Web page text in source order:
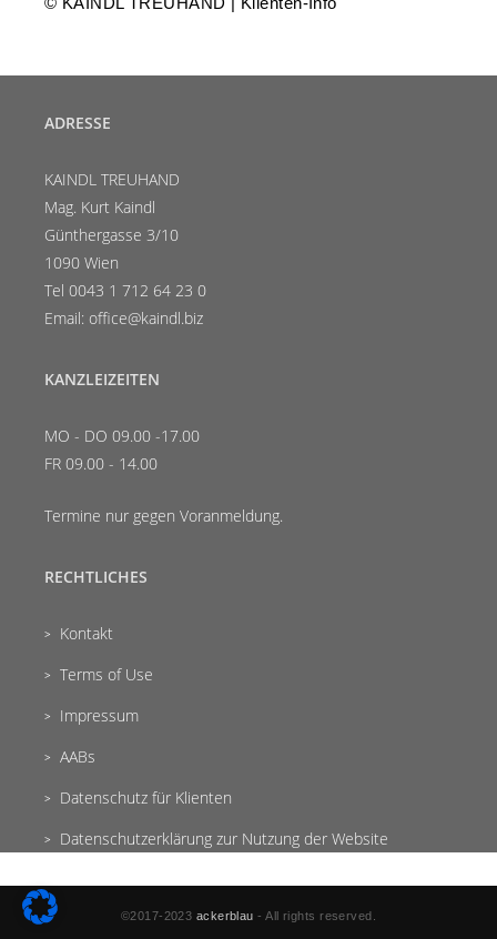
ADRESSE
KAINDL TREUHAND
Mag. Kurt Kaindl
Günthergasse 3/10
1090 Wien
Tel 0043 1 712 64 23 0
Email: office@kaindl.biz
KANZLEIZEITEN
MO - DO 09.00 -17.00
FR 09.00 - 14.00
Termine nur gegen Voranmeldung.
RECHTLICHES
Kontakt
Terms of Use
Impressum
AABs
Datenschutz für Klienten
Datenschutzerklärung zur Nutzung der Website
©2017-2023 ackerblau - All rights reserved.